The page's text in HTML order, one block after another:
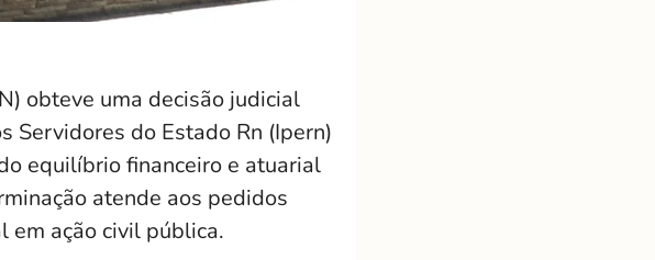
obteve uma decisão judicial
Servidores do Estado Rn (Ipern)
equilíbrio financeiro e atuarial
atende aos pedidos
em ação civil pública.